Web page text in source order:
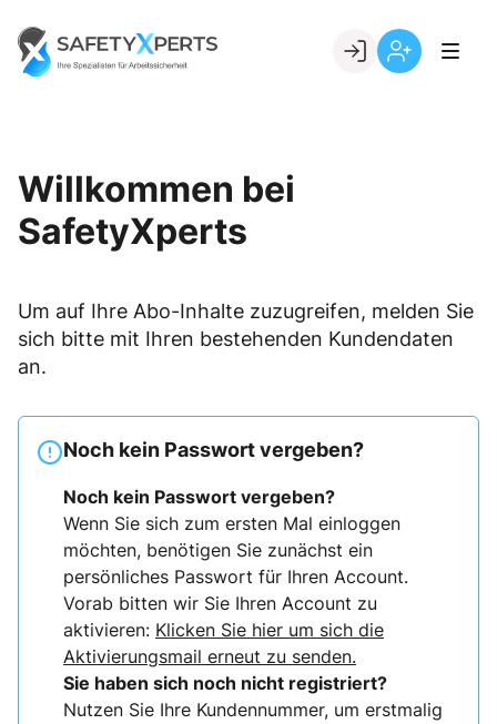
content
Go to landing page.
Willkommen bei
SafetyXperts
Um auf Ihre Abo-Inhalte zuzugreifen, melden Sie
sich bitte mit Ihren bestehenden Kundendaten
an.
Noch kein Passwort vergeben?
Noch kein Passwort vergeben?
Wenn Sie sich zum ersten Mal einloggen
möchten, benötigen Sie zunächst ein
persönliches Passwort für Ihren Account.
Vorab bitten wir Sie Ihren Account zu
aktivieren: Klicken Sie hier um sich die
Aktivierungsmail erneut zu senden.
Sie haben sich noch nicht registriert?
Nutzen Sie Ihre Kundennummer, um erstmalig